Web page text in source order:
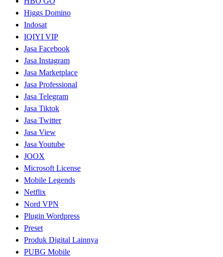
Higgs Domino
Indosat
IQIYI VIP
Jasa Facebook
Jasa Instagram
Jasa Marketplace
Jasa Professional
Jasa Telegram
Jasa Tiktok
Jasa Twitter
Jasa View
Jasa Youtube
JOOX
Microsoft License
Mobile Legends
Netflix
Nord VPN
Plugin Wordpress
Preset
Produk Digital Lainnya
PUBG Mobile